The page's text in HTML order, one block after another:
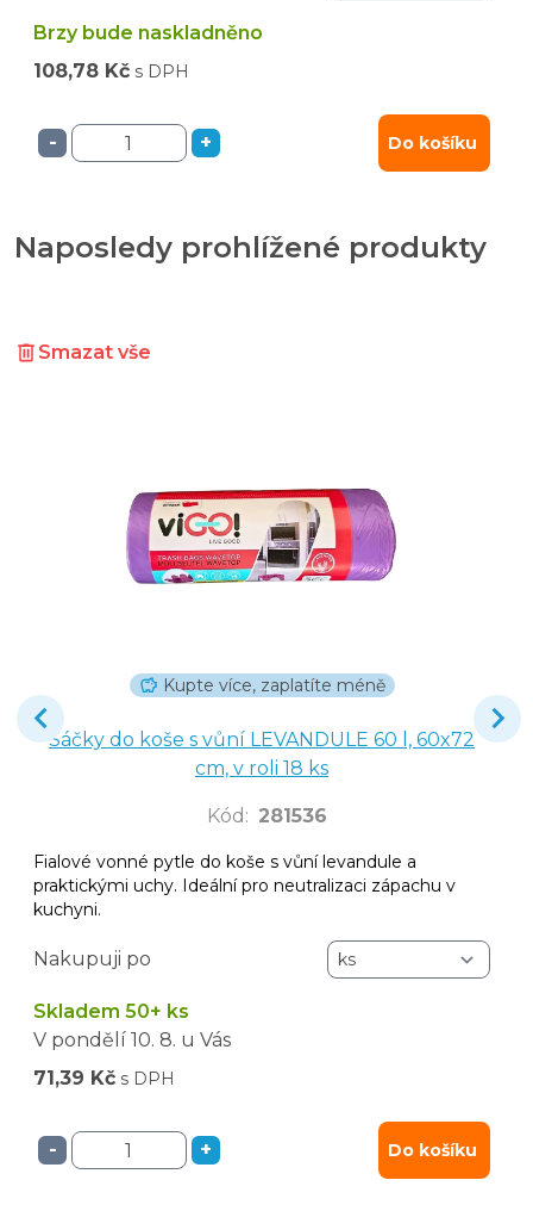
Brzy bude naskladněno
108,78 Kč s DPH
- + Do košíku
Naposledy prohlížené produkty
Smazat vše
Kupte více, zaplatíte méně
Sáčky do koše s vůní LEVANDULE 60 l, 60x72
cm, v roli 18 ks
Kód : 281536
Fialové vonné pytle do koše s vůní levandule a
praktickými uchy. Ideální pro neutralizaci zápachu v
kuchyni.
Nakupuji po
Skladem 50+ ks
V pondělí 10. 8. u Vás
71,39 Kč s DPH
- + Do košíku